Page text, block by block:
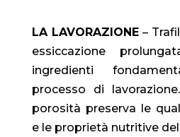
LA LAVORAZIONE–
essiccazione
ingredienti
processo di
porosità preserva le
e le proprietà nutritive